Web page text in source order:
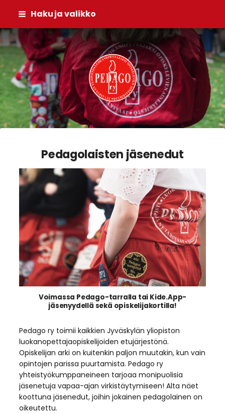
Siirry
sisältöön
Haku ja valikko
Pedago ry
Pedagolaisten jäsenedut
Voimassa Pedago-tarralla tai Kide.App-
jäsenyydellä sekä opiskelijakortilla!
Pedago ry toimii kaikkien Jyväskylän yliopiston
luokanopettajaopiskelijoiden etujärjestönä.
Opiskelijan arki on kuitenkin paljon muutakin, kun vain
opintojen parissa puurtamista. Pedago ry
yhteistyökumppaneineen tarjoaa monipuolisia
jäsenetuja vapaa-ajan virkistäytymiseen! Alta näet
koottuna jäsenedut, joihin jokainen pedagolainen on
oikeutettu.